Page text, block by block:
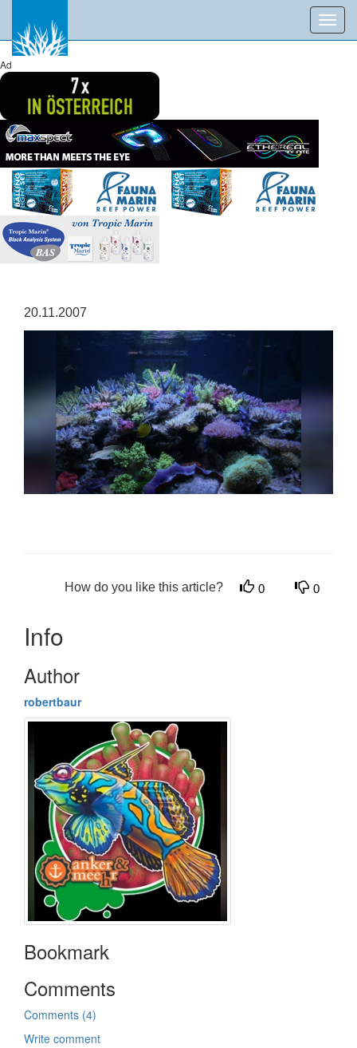
Ad
20.11.2007
How do you like this article? 0 0
Info
Author
robertbaur
Bookmark
Comments
Comments (4)
Write comment